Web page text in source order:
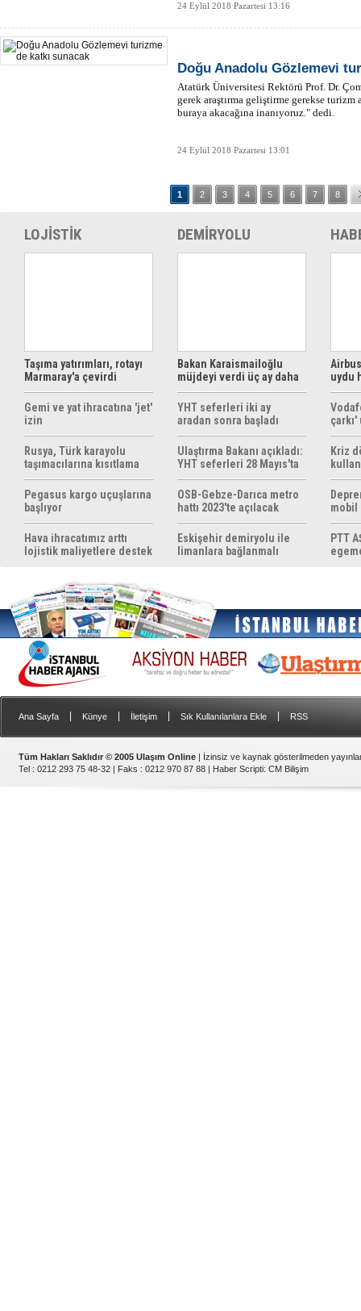
24 Eylül 2018 Pazartesi 13:16
Doğu Anadolu Gözlemevi
Atatürk Üniversitesi Rektörü Prof. Dr.
gerek araştırma geliştirme gerekse turizm
buraya akacağına inanıyoruz." dedi.
24 Eylül 2018 Pazartesi 13:01
1 2 3 4 5 6 7 8
LOJİSTİK
Taşıma yatırımları, rotayı
Marmaray'a çevirdi
Gemi ve yat ihracatına 'jet'
izin
Rusya, Türk karayolu
taşımacılarına kısıtlama
getirebilir
Pegasus kargo uçuşlarına
başlıyor
Hava ihracatımız arttı
lojistik maliyetlere destek
DEMİRYOLU
Bakan Karaismailoğlu
müjdeyi verdi üç ay daha
ücretsiz
YHT seferleri iki ay
aradan sonra başladı
Ulaştırma Bakanı açıkladı:
YHT seferleri 28 Mayıs'ta
başlıyor
OSB-Gebze-Darıca metro
hattı 2023'te açılacak
Eskişehir demiryolu ile
limanlara bağlanmalı
uydu
Kriz
mobil
PTT
Ana Sayfa Künye İletişim Sık Kullanılanlara Ekle RSS
Tüm Hakları Saklıdır © 2005 Ulaşım Online | İzinsiz ve kaynak gösterilmeden
Tel : 0212 293 75 48-32 | Faks : 0212 970 87 88 | Haber Scripti: CM Bilişim